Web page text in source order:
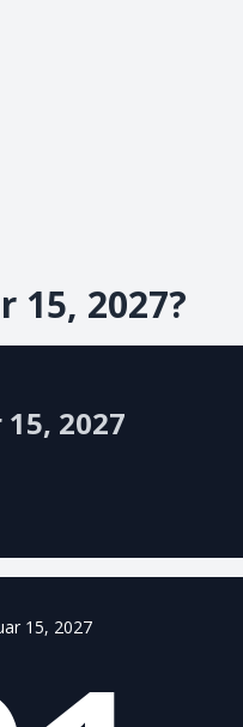
2027?
2027
15, 2027